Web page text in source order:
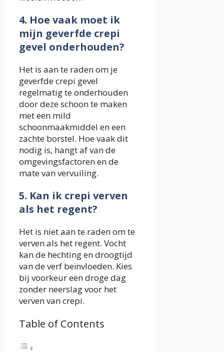
4. Hoe vaak moet ik
mijn geverfde crepi
gevel onderhouden?
Het is aan te raden om je
geverfde crepi gevel
regelmatig te onderhouden
door deze schoon te maken
met een mild
schoonmaakmiddel en een
zachte borstel. Hoe vaak dit
nodig is, hangt af van de
omgevingsfactoren en de
mate van vervuiling.
5. Kan ik crepi verven
als het regent?
Het is niet aan te raden om te
verven als het regent. Vocht
kan de hechting en droogtijd
van de verf beïnvloeden. Kies
bij voorkeur een droge dag
zonder neerslag voor het
verven van crepi.
Table of Contents